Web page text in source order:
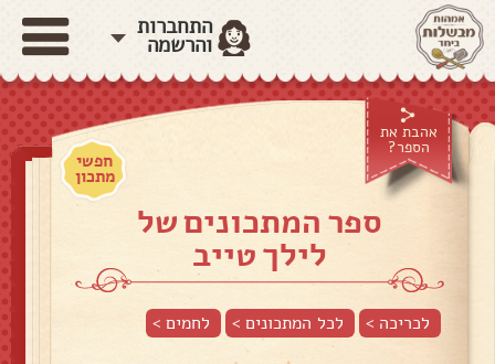
התחברות
והרשמה
אהבת את
הספר?
חפשי
מתכון
ספר המתכונים של
לילך טייב
לכריכה > לכל המתכונים > לחמים>